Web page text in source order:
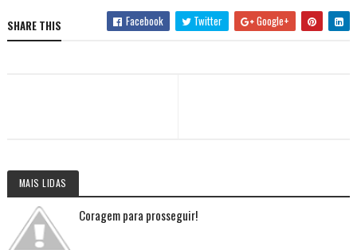
SHARE THIS Facebook Twitter Google+
MAIS LIDAS
Coragem para prosseguir!